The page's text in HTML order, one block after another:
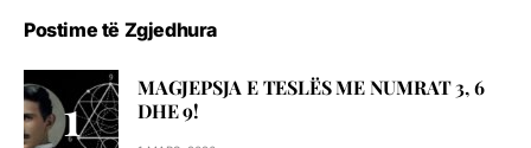
Postime të Zgjedhura
MAGJEPSJA E TESLËS ME NUMRAT 3, 6
DHE 9!